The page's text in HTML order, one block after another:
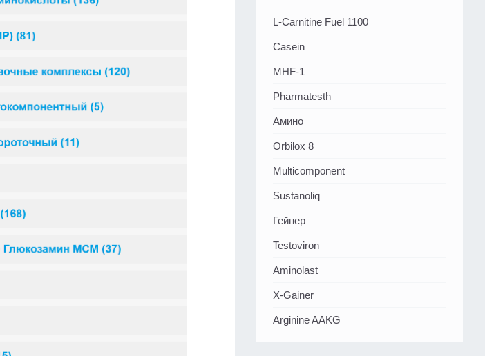
L-Carnitine Fuel 1100
Casein
MHF-1
Pharmatesth
Амино
Orbilox 8
Multicomponent
Sustanoliq
Гейнер
Testoviron
Aminolast
X-Gainer
Arginine AAKG